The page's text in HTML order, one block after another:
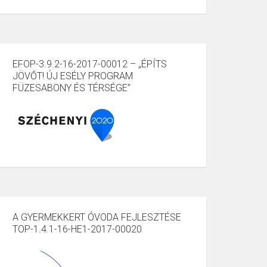
EFOP-3.9.2-16-2017-00012 – „ÉPÍTS
JÖVŐT! ÚJ ESÉLY PROGRAM
FÜZESABONY ÉS TÉRSÉGE”
A GYERMEKKERT ÓVODA FEJLESZTÉSE
TOP-1.4.1-16-HE1-2017-00020